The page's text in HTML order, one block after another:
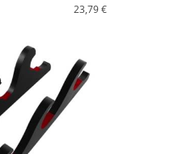
23,79 €